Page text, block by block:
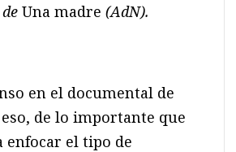
Una madre (AdN).
en el documental de
de lo importante que
enfocar el tipo de